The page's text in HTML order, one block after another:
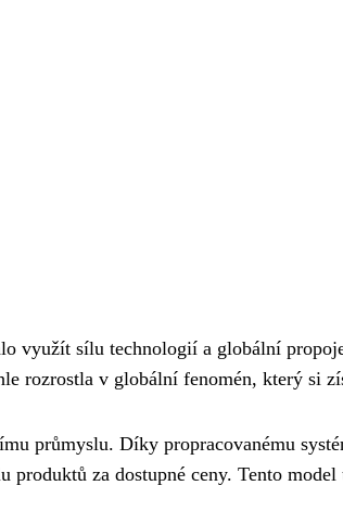
využít sílu technologií a globální
rozrostla v globální fenomén, který si
průmyslu. Díky propracovanému
za dostupné ceny. Tento